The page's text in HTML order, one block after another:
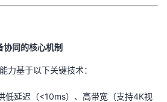
同的核心机制
力基于以下关键技术：
低延迟（<10ms）、高带宽（支持4K视